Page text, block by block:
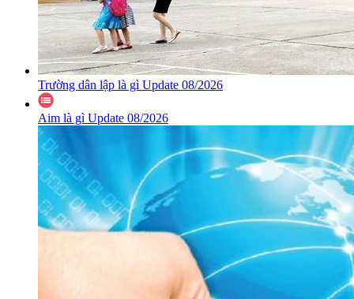
Trường dân lập là gì Update 08/2026
Aim là gì Update 08/2026